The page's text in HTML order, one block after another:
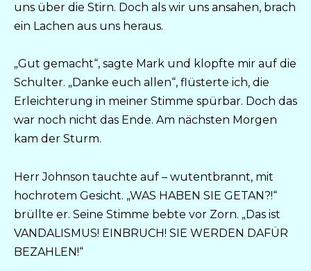
uns über die Stirn. Doch als wir uns ansahen, brach
ein Lachen aus uns heraus.
„Gut gemacht“, sagte Mark und klopfte mir auf die
Schulter. „Danke euch allen“, flüsterte ich, die
Erleichterung in meiner Stimme spürbar. Doch das
war noch nicht das Ende. Am nächsten Morgen
kam der Sturm.
Herr Johnson tauchte auf – wutentbrannt, mit
hochrotem Gesicht. „WAS HABEN SIE GETAN?!“
brüllte er. Seine Stimme bebte vor Zorn. „Das ist
VANDALISMUS! EINBRUCH! SIE WERDEN DAFÜR
BEZAHLEN!“